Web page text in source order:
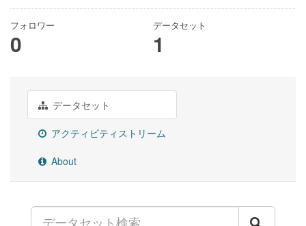
フォロワー
0
データセット
1
データセット
アクティビティストリーム
About